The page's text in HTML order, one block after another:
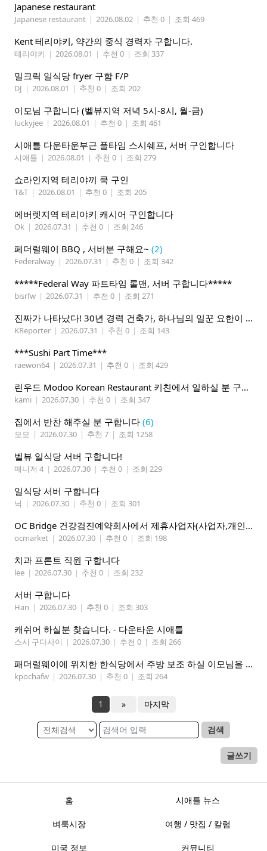
Japanese restaurant
Japanese restaurant | 2026.08.02 | 추천 0 | 조회 469
Kent 테리야키, 약간의 중식 경력자 구합니다.
테리야키 | 2026.08.01 | 추천 0 | 조회 337
밀크릭 일식당 fryer 구함 F/P
DJ | 2026.08.01 | 추천 0 | 조회 202
이모님 구합니다 (벨뷰지역 저녁 5시-8시, 월-금)
luckyjee | 2026.08.01 | 추천 0 | 조회 461
시애틀 다운타운부근 풀타임 스시쉐프, 서버 구인합니다
시애틀 | 2026.08.01 | 추천 0 | 조회 279
쇼라인지역 테리야끼 쿡 구인
T&T | 2026.08.01 | 추천 0 | 조회 205
에버렛지역 테리야키 캐시어 구인합니다
Ok | 2026.07.31 | 추천 0 | 조회 246
페더럴웨이 BBQ , 서버분 구해요~ (2)
Federalway | 2026.07.31 | 추천 0 | 조회 342
*****Federal Way 파트타임 롤맨, 서버 구합니다*****
bisrfw | 2026.07.31 | 추천 0 | 조회 271
진짜가 나타났다! 30년 경력 건축가, 하나님의 일꾼 요한이 책임 시공합니다.
KReporter | 2026.07.31 | 추천 0 | 조회 143
***Sushi Part Time***
raewon64 | 2026.07.31 | 추천 0 | 조회 429
린우드 Modoo Korean Restaurant 키친에서 일하실 분 구합니다
kami | 2026.07.30 | 추천 0 | 조회 347
집에서 반찬 해주실 분 구합니다 (6)
모모 | 2026.07.30 | 추천 7 | 조회 1258
벨뷰 일식당 서버 구합니다!
매니저 4 | 2026.07.30 | 추천 0 | 조회 229
일식당 서버 구합니다
닉 | 2026.07.30 | 추천 0 | 조회 301
OC Bridge 건강검진예약회사에서 제휴사업자(사업자,개인)모집 (재택근무)
ocmarket | 2026.07.30 | 추천 0 | 조회 198
치과 프론트 직원 구합니다
lee | 2026.07.30 | 추천 0 | 조회 232
서버 구합니다
Han | 2026.07.30 | 추천 0 | 조회 303
캐쉬어 하실분 찾습니다. - 다운타운 시애틀
스시 구다사이 | 2026.07.30 | 추천 0 | 조회 266
패더럴웨이에 위치한 한식당에서 주방 보조 하실 이모님을 찾고 있습니다
kpochafw | 2026.07.30 | 추천 0 | 조회 264
1 » 마지막
검색
글쓰기
홈 시애틀 뉴스
벼룩시장 여행 / 맛집 / 칼럼
미국 정보 커뮤니티